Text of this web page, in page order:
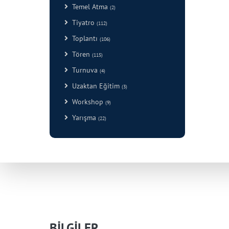
Temel Atma (2)
Tiyatro (112)
Toplantı (106)
Tören (115)
Turnuva (4)
Uzaktan Eğitim (3)
Workshop (9)
Yarışma (22)